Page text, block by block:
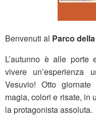
Benvenuti al Parco
L’autunno è alle porte
vivere
Vesuvio! Otto
magia, colori e risate, in
la protagonista assoluta.